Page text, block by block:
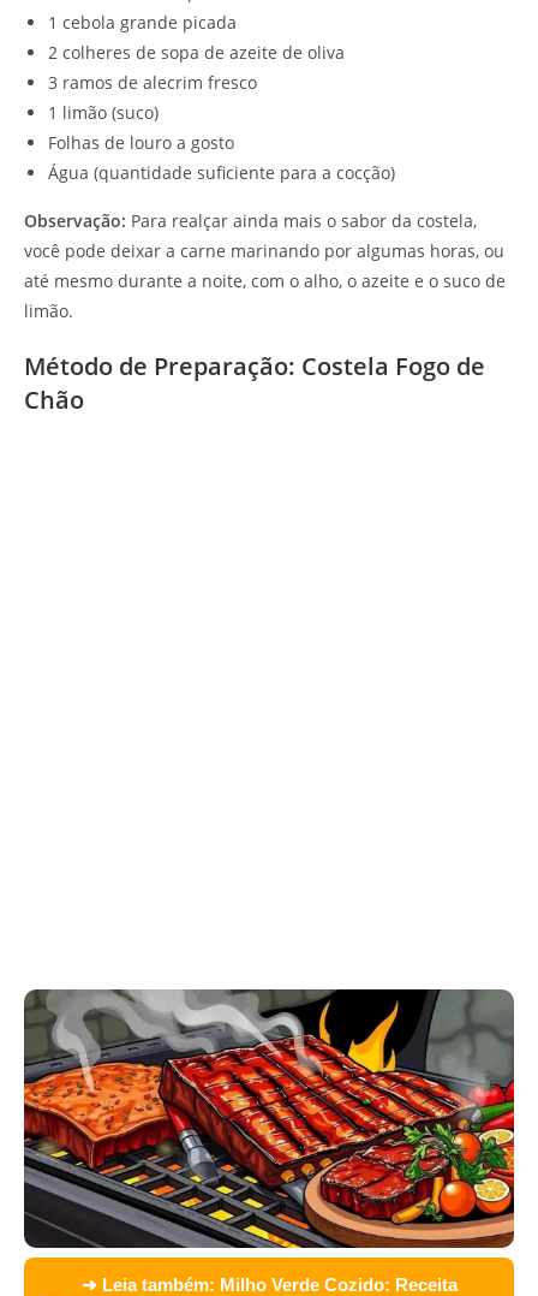
1 cebola grande picada
2 colheres de sopa de azeite de oliva
3 ramos de alecrim fresco
1 limão (suco)
Folhas de louro a gosto
Água (quantidade suficiente para a cocção)
Observação: Para realçar ainda mais o sabor da costela,
você pode deixar a carne marinando por algumas horas, ou
até mesmo durante a noite, com o alho, o azeite e o suco de
limão.
Método de Preparação: Costela Fogo de
Chão
➜ Leia também: Milho Verde Cozido: Receita